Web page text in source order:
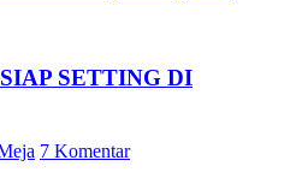
SETTING DI
7 Komentar